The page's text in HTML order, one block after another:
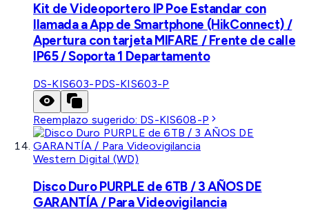
Kit de Videoportero IP Poe Estandar con
llamada a App de Smartphone (HikConnect) /
Apertura con tarjeta MIFARE / Frente de calle
IP65 / Soporta 1 Departamento
DS-KIS603-PDS-KIS603-P
Reemplazo sugerido: DS-KIS608-P
Western Digital (WD)
Disco Duro PURPLE de 6TB / 3 AÑOS DE
GARANTÍA / Para Videovigilancia